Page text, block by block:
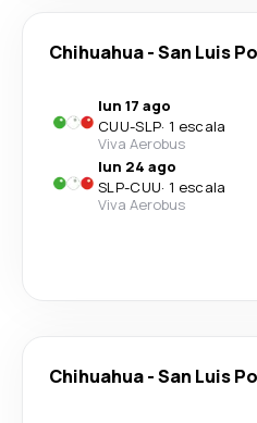
Chihuahua-San Luis
lun 17 ago
CUU-SLP· 1 escala
Viva Aerobus
lun 24 ago
SLP-CUU· 1 escala
Viva Aerobus
Chihuahua-San Luis